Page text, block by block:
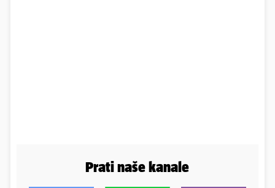
Prati naše kanale